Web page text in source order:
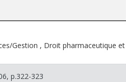
Gestion , Droit pharmaceutique et
p.322-323